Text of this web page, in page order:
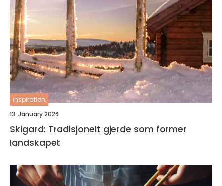
inspiration
13. January 2026
Skigard: Tradisjonelt gjerde som former
landskapet